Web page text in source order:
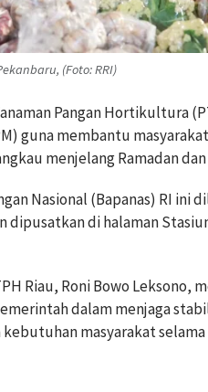
(Foto: RRI)
Pangan Hortikultura
guna membantu
menjelang Ramadan
Nasional (Bapanas) RI ini
dipusatkan di halaman
Riau, Roni Bowo Leksono,
dalam menjaga
masyarakat